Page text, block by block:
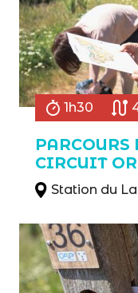
1h30
CIRCUIT
Station du